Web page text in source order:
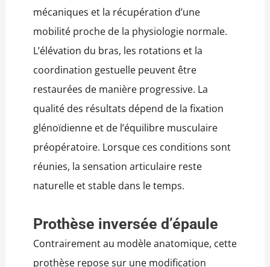
mécaniques et la récupération d’une
mobilité proche de la physiologie normale.
L’élévation du bras, les rotations et la
coordination gestuelle peuvent être
restaurées de manière progressive. La
qualité des résultats dépend de la fixation
glénoïdienne et de l’équilibre musculaire
préopératoire. Lorsque ces conditions sont
réunies, la sensation articulaire reste
naturelle et stable dans le temps.
Prothèse inversée d’épaule
Contrairement au modèle anatomique, cette
prothèse repose sur une modification